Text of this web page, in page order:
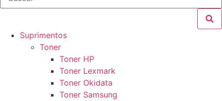
Suprimentos
Toner
Toner HP
Toner Lexmark
Toner Okidata
Toner Samsung